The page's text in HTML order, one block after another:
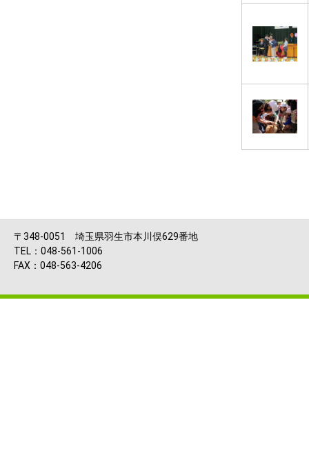
〒348-0051 埼玉県羽生市本川俣629番地
TEL：048-561-1006
FAX：048-563-4206